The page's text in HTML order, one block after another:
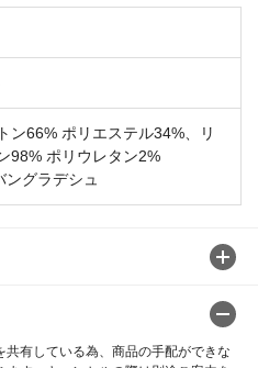
ン66% ポリエステル34%、リ
98% ポリウレタン2%
ングラデシュ
有している為、商品の手配ができな